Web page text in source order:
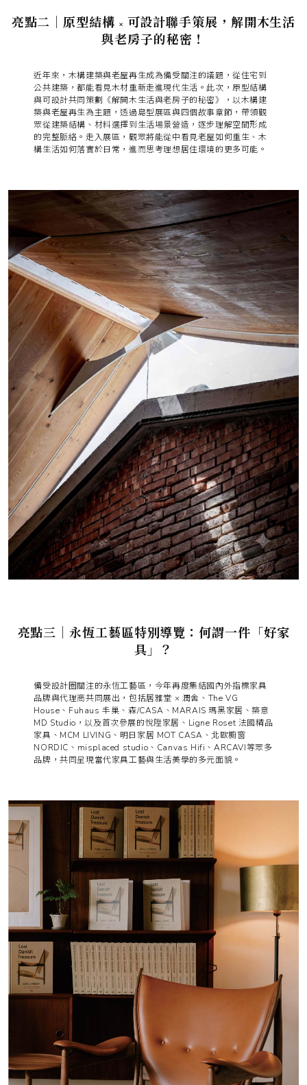
亮點二｜原型結構 × 可設計聯手策展，解開木生活
與老房子的秘密！
近年來，木構建築與老屋再生成為備受關注的議題，從住宅到
公共建築，都能看見木材重新走進現代生活。此次，原型結構
與可設計共同策劃《解開木生活與老房子的秘密》，以木構建
築與老屋再生為主題，透過島型展區與四個故事章節，帶領觀
眾從建築結構、材料選擇到生活場景營造，逐步理解空間形成
的完整脈絡。走入展區，觀眾將能從中看見老屋如何重生、木
構生活如何落實於日常，進而思考理想居住環境的更多可能。
亮點三｜永恆工藝區特別導覽：何謂一件「好家
具」？
備受設計圈關注的永恆工藝區，今年再度集結國內外指標家具
品牌與代理商共同展出，包括居雅堂 × 潤舍、The VG
House、Fuhaus 丰巢、森/CASA、MARAIS 瑪黑家居、築意
MD Studio，以及首次參展的悅陞家居、Ligne Roset 法國精品
家具、MCM LIVING、明日家居 MOT CASA、北歐櫥窗
NORDIC、misplaced studio、Canvas Hifi、ARCAVI等眾多
品牌，共同呈現當代家具工藝與生活美學的多元面貌。